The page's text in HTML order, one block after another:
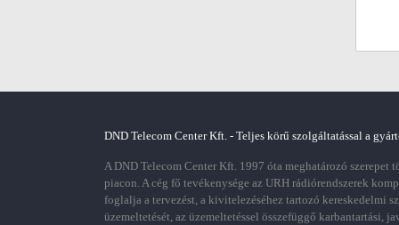
DND Telecom Center Kft. - Teljes körű szolgáltatással a
A DND Telecom Center Kft. 1997 óta meghatározó
piacon. A cég fő tevékenysége az URH rádiórendszerek
foglalja a tervezést, a kivitelezéséhez tartozó kereskedelmi
üzemeltetését, az üzemeltetéssel összefüggő karbantartási,